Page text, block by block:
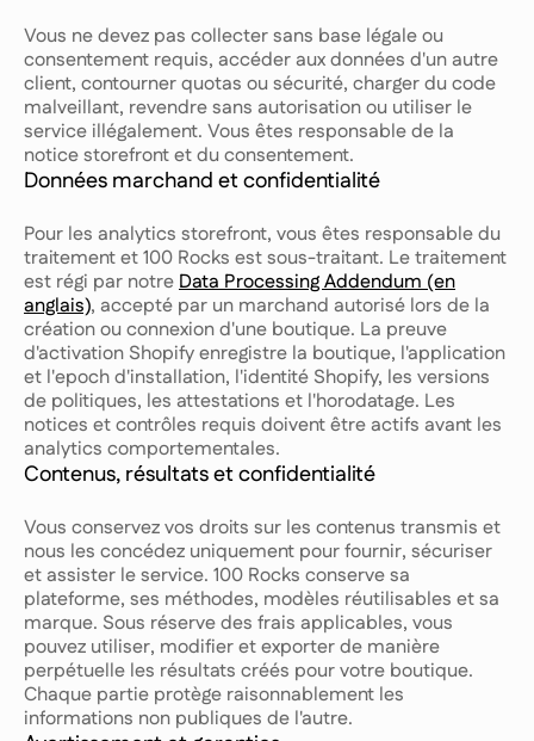
Vous ne devez pas collecter sans base légale ou
consentement requis, accéder aux données d'un autre
client, contourner quotas ou sécurité, charger du code
malveillant, revendre sans autorisation ou utiliser le
service illégalement. Vous êtes responsable de la
notice storefront et du consentement.
Données marchand et confidentialité
Pour les analytics storefront, vous êtes responsable du
traitement et 100 Rocks est sous-traitant. Le traitement
est régi par notreData Processing Addendum (en
anglais), accepté par un marchand autorisé lors de la
création ou connexion d'une boutique. La preuve
d'activation Shopify enregistre la boutique, l'application
et l'epoch d'installation, l'identité Shopify, les versions
de politiques, les attestations et l'horodatage. Les
notices et contrôles requis doivent être actifs avant les
analytics comportementales.
Contenus, résultats et confidentialité
Vous conservez vos droits sur les contenus transmis et
nous les concédez uniquement pour fournir, sécuriser
et assister le service. 100 Rocks conserve sa
plateforme, ses méthodes, modèles réutilisables et sa
marque. Sous réserve des frais applicables, vous
pouvez utiliser, modifier et exporter de manière
perpétuelle les résultats créés pour votre boutique.
Chaque partie protège raisonnablement les
informations non publiques de l'autre.